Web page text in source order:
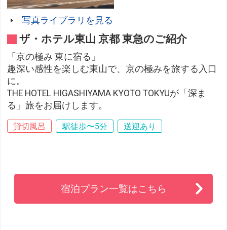
写真ライブラリを見る
ザ・ホテル東山 京都 東急のご紹介
「京の極み 東に宿る」
趣深い感性を楽しむ東山で、京の極みを旅する入口
に。
THE HOTEL HIGASHIYAMA KYOTO TOKYUが「深ま
る」旅をお届けします。
貸切風呂 駅徒歩〜5分 送迎あり
宿泊プラン一覧はこちら